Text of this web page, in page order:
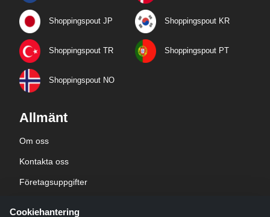
Shoppingspout JP Shoppingspout KR
Shoppingspout TR Shoppingspout PT
Shoppingspout NO
Allmänt
Om oss
Kontakta oss
Företagsuppgifter
Cookiehantering